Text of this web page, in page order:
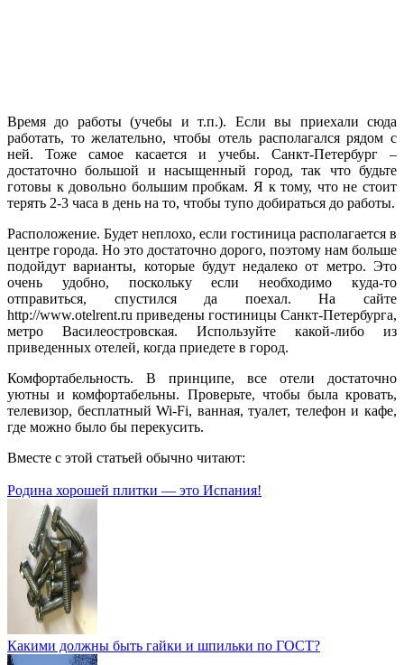
Время до работы (учебы и т.п.). Если вы приехали сюда
работать, то желательно, чтобы отель располагался рядом с
ней. Тоже самое касается и учебы. Санкт-Петербург –
достаточно большой и насыщенный город, так что будьте
готовы к довольно большим пробкам. Я к тому, что не стоит
терять 2-3 часа в день на то, чтобы тупо добираться до работы.
Расположение. Будет неплохо, если гостиница располагается в
центре города. Но это достаточно дорого, поэтому нам больше
подойдут варианты, которые будут недалеко от метро. Это
очень удобно, поскольку если необходимо куда-то
отправиться, спустился да поехал. На сайте
http://www.otelrent.ru приведены гостиницы Санкт-Петербурга,
метро Василеостровская. Используйте какой-либо из
приведенных отелей, когда приедете в город.
Комфортабельность. В принципе, все отели достаточно
уютны и комфортабельны. Проверьте, чтобы была кровать,
телевизор, бесплатный Wi-Fi, ванная, туалет, телефон и кафе,
где можно было бы перекусить.
Вместе с этой статьей обычно читают:
Родина хорошей плитки — это Испания!
Какими должны быть гайки и шпильки по ГОСТ?